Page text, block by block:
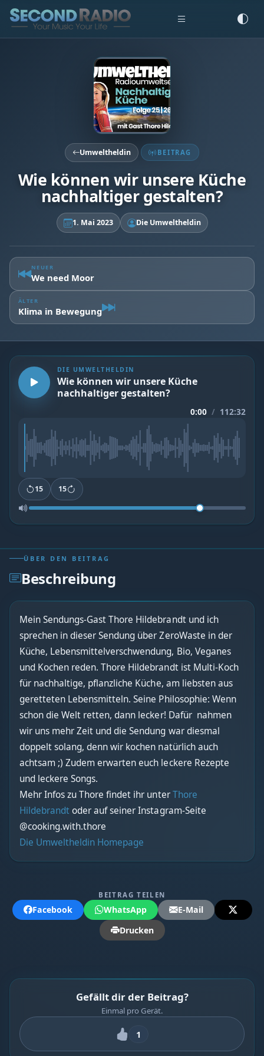
Umweltheldin BEITRAG
Wie können wir unsere Küche
nachhaltiger gestalten?
1. Mai 2023 Die Umweltheldin
NEUER
We need Moor
ÄLTER
Klima in Bewegung
DIE UMWELTHELDIN
Wie können wir unsere Küche
nachhaltiger gestalten?
0:00 / 112:32
15 15
ÜBER DEN BEITRAG
Beschreibung
Mein Sendungs-Gast Thore Hildebrandt und ich
sprechen in dieser Sendung über ZeroWaste in der
Küche, Lebensmittelverschwendung, Bio, Veganes
und Kochen reden. Thore Hildebrandt ist Multi-Koch
für nachhaltige, pflanzliche Küche, am liebsten aus
geretteten Lebensmitteln. Seine Philosophie: Wenn
schon die Welt retten, dann lecker! Dafür nahmen
wir uns mehr Zeit und die Sendung war diesmal
doppelt solang, denn wir kochen natürlich auch
achtsam ;) Zudem erwarten euch leckere Rezepte
und leckere Songs.
Mehr Infos zu Thore findet ihr unterThore
Hildebrandt oder auf seiner Instagram-Seite
@cooking.with.thore
Die Umweltheldin Homepage
BEITRAG TEILEN
Facebook WhatsApp
E-Mail
Drucken
Gefällt dir der Beitrag?
Einmal pro Gerät.
1